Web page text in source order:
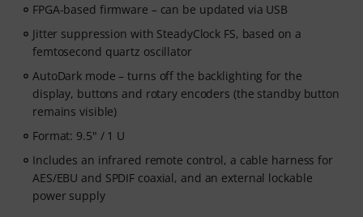
FPGA-based firmware – can be updated via USB
Jitter suppression with SteadyClock FS, based on a
femtosecond quartz oscillator
AutoDark mode – turns off the backlighting for the
display, buttons and rotary encoders (the standby button
remains visible)
Format: 9.5" / 1 U
Includes an infrared remote control, a cable harness for
AES/EBU and SPDIF coaxial, and an external lockable
power supply